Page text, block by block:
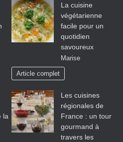
La cuisine
végétarienne
facile pour un
quotidien
savoureux
Marise
Article complet
la
Les cuisines
régionales de
France : un tour
gourmand à
travers les